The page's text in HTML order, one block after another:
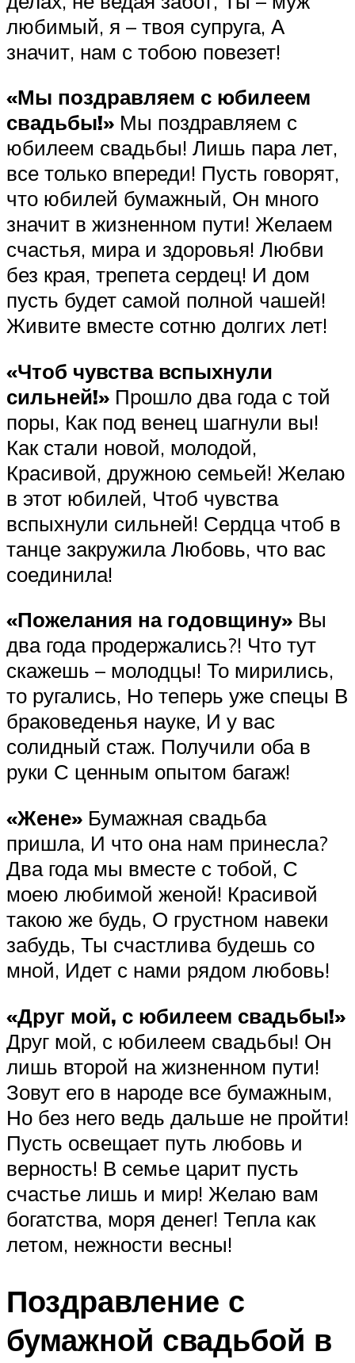
любимый, я – твоя супруга, А
значит, нам с тобою повезет!
«Мы поздравляем с юбилеем
свадьбы!» Мы поздравляем с
юбилеем свадьбы! Лишь пара лет,
все только впереди! Пусть говорят,
что юбилей бумажный, Он много
значит в жизненном пути! Желаем
счастья, мира и здоровья! Любви
без края, трепета сердец! И дом
пусть будет самой полной чашей!
Живите вместе сотню долгих лет!
«Чтоб чувства вспыхнули
сильней!» Прошло два года с той
поры, Как под венец шагнули вы!
Как стали новой, молодой,
Красивой, дружною семьей! Желаю
в этот юбилей, Чтоб чувства
вспыхнули сильней! Сердца чтоб в
танце закружила Любовь, что вас
соединила!
«Пожелания на годовщину» Вы
два года продержались?! Что тут
скажешь – молодцы! То мирились,
то ругались, Но теперь уже спецы В
браковеденья науке, И у вас
солидный стаж. Получили оба в
руки С ценным опытом багаж!
«Жене» Бумажная свадьба
пришла, И что она нам принесла?
Два года мы вместе с тобой, С
моею любимой женой! Красивой
такою же будь, О грустном навеки
забудь, Ты счастлива будешь со
мной, Идет с нами рядом любовь!
«Друг мой, с юбилеем свадьбы!»
Друг мой, с юбилеем свадьбы! Он
лишь второй на жизненном пути!
Зовут его в народе все бумажным,
Но без него ведь дальше не пройти!
Пусть освещает путь любовь и
верность! В семье царит пусть
счастье лишь и мир! Желаю вам
богатства, моря денег! Тепла как
летом, нежности весны!
Поздравление с
бумажной свадьбой в